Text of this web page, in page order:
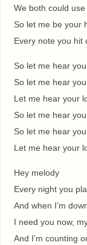
We both could
So let me be your
Every note you hit
So let me hear
So let me hear
Let me hear your
So let me hear
So let me hear
Let me hear your
Hey melody
Every night you
And when I’m
I need you now,
And I’m counting